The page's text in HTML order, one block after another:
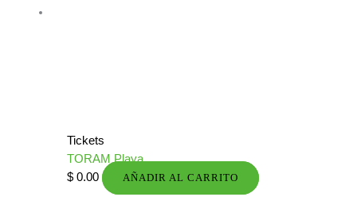
Tickets
TORAM Playa
$0.00 AÑADIR AL CARRITO